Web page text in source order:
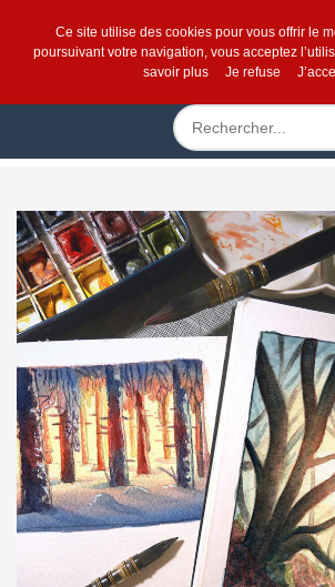
Ce site utilise des cookies pour vous offrir le
poursuivant votre navigation, vous acceptez
savoir plus
Je refuse